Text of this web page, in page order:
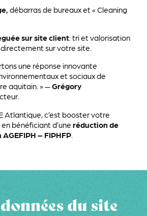
débarras de bureaux et « Cleaning
sur site client: tri et valorisation
sur votre site.
une réponse innovante
et sociaux de
aquitain. » —Grégory
Atlantique, c’est booster votre
bénéficiant d’une réduction de
– FIPHFP.
du site